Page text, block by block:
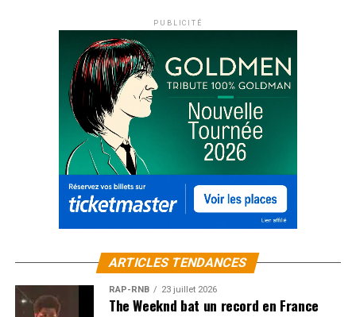
PUBLICITÉ
ARTICLES TENDANCES
RAP-RNB 23 juillet 2026
The Weeknd bat un record en France